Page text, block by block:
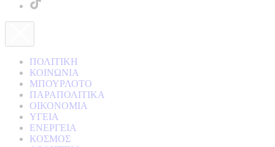
ΠΟΛΙΤΙΚΗ
ΚΟΙΝΩΝΙΑ
ΜΠΟΥΡΛΟΤΟ
ΠΑΡΑΠΟΛΙΤΙΚΑ
ΟΙΚΟΝΟΜΙΑ
ΥΓΕΙΑ
ΕΝΕΡΓΕΙΑ
ΚΟΣΜΟΣ